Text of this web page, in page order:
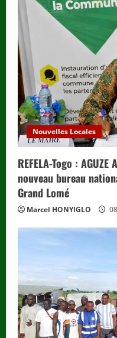
Nouvelles Locales
REFELA-Togo :
nouveau bureau
Grand Lomé
Marcel HONYIGLO